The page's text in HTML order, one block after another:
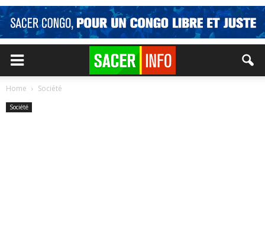
Home Société
Société